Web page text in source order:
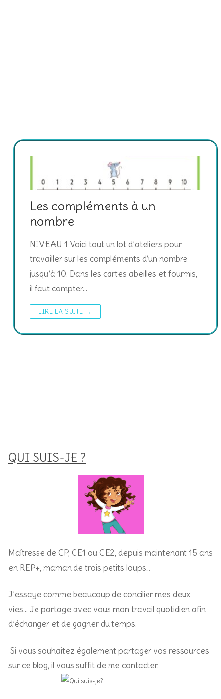
Les compléments à un
nombre
NIVEAU 1 Voici tout un lot d’ateliers pour
travailler sur les compléments d’un nombre
jusqu’à 10. Dans les cartes abeilles et fourmis,
il faut compter…
LIRE LA SUITE →
QUI SUIS-JE ?
Maîtresse de CP, CE1 ou CE2, depuis maintenant 15 ans
en REP+, maman de trois petits loups…
J’essaye comme beaucoup de concilier mes deux
vies… Je partage avec vous mon travail quotidien afin
d’échanger et de gagner du temps.
Si vous souhaitez également partager vos ressources
sur ce blog, il vous suffit de me contacter.